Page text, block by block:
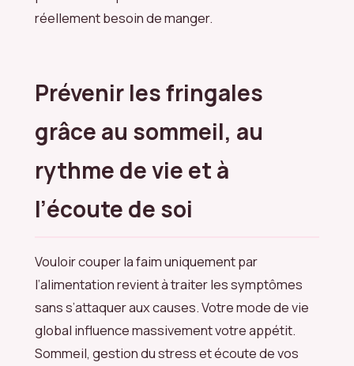
réellement besoin de manger.
Prévenir les fringales
grâce au sommeil, au
rythme de vie et à
l’écoute de soi
Vouloir couper la faim uniquement par
l’alimentation revient à traiter les symptômes
sans s’attaquer aux causes. Votre mode de vie
global influence massivement votre appétit.
Sommeil, gestion du stress et écoute de vos